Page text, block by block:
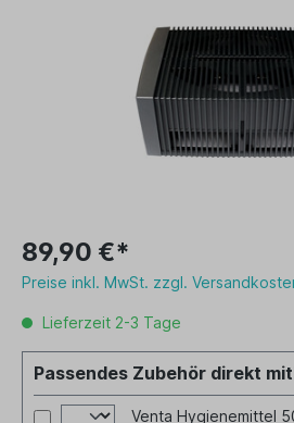
89,90 €*
Preise inkl. MwSt. zzgl.
Lieferzeit 2-3 Tage
Passendes Zubehör direkt
Venta Hygienemittel